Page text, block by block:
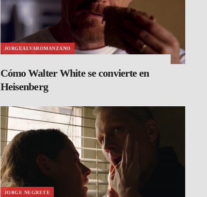
JORGEALVAROMANZANO
Cómo Walter White se convierte en
Heisenberg
JORGE NEGRETE